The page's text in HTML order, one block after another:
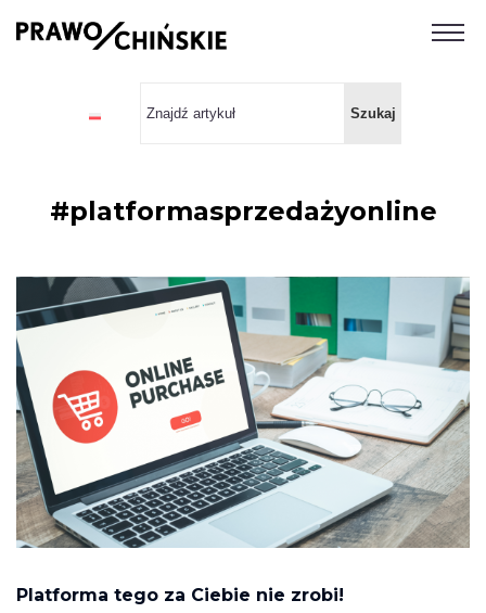
#platformasprzedażyonline
Platforma tego za Ciebie nie zrobi!